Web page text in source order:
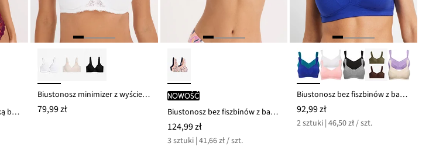
Biustonosz bustier z miękką bawełnianą podszewką
Biustonosz minimizer z wyściełanymi ramiączkami
79,99 zł
nowość
Biustonosz bez fiszbinów z bawełną (3 szt.)
124,99 zł
3 sztuki | 41,66 zł / szt.
Biustonosz bez fiszbinów z bawełną organiczną (2 szt.)
92,99 zł
2 sztuki | 46,50 zł / szt.